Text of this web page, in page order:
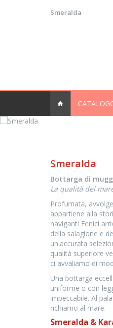
Smeralda
Smeralda
Bottarga di
La qualità del
Profumata,
appartiene alla
naviganti Fenici
della salagione e
un'accurata
qualità superiore
ci avvaliamo di
Una bottarga
uniforme o con
impeccabile. Al
richiamo al mare.
Smeralda &